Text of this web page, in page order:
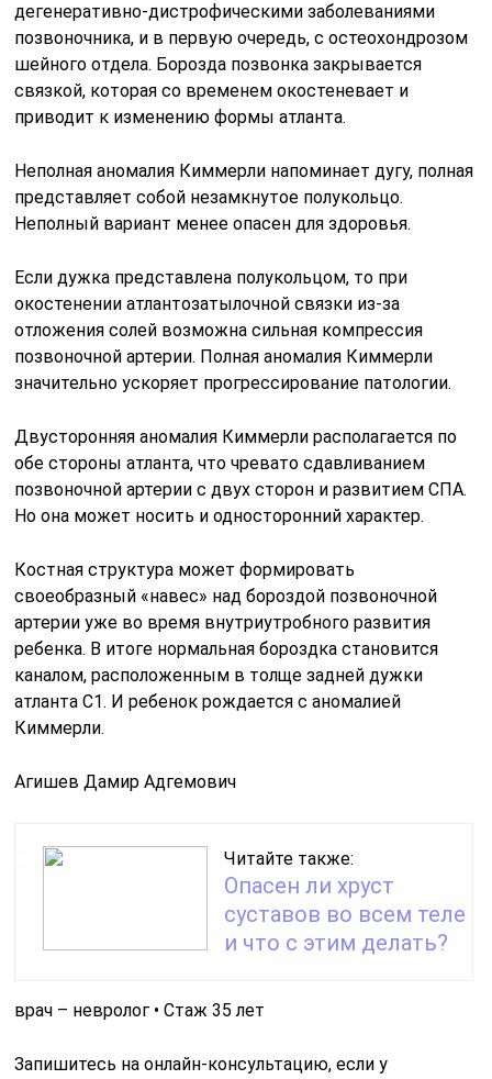
дегенеративно-дистрофическими заболеваниями
позвоночника, и в первую очередь, с остеохондрозом
шейного отдела. Борозда позвонка закрывается
связкой, которая со временем окостеневает и
приводит к изменению формы атланта.
Неполная аномалия Киммерли напоминает дугу, полная
представляет собой незамкнутое полукольцо.
Неполный вариант менее опасен для здоровья.
Если дужка представлена полукольцом, то при
окостенении атлантозатылочной связки из-за
отложения солей возможна сильная компрессия
позвоночной артерии. Полная аномалия Киммерли
значительно ускоряет прогрессирование патологии.
Двусторонняя аномалия Киммерли располагается по
обе стороны атланта, что чревато сдавливанием
позвоночной артерии с двух сторон и развитием СПА.
Но она может носить и односторонний характер.
Костная структура может формировать
своеобразный «навес» над бороздой позвоночной
артерии уже во время внутриутробного развития
ребенка. В итоге нормальная бороздка становится
каналом, расположенным в толще задней дужки
атланта С1. И ребенок рождается с аномалией
Киммерли.
Агишев Дамир Адгемович
Читайте также:
Опасен ли хруст
суставов во всем теле
и что с этим делать?
врач – невролог • Стаж 35 лет
Запишитесь на онлайн-консультацию, если у